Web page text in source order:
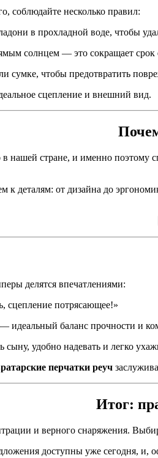
соблюдайте несколько правил:
в прохладной воде, чтобы
солнцем — это сокращает
сумке, чтобы предотвратить
сцепление и внешний вид.
стране, и именно поэтому
к деталям: от дизайна до
делятся впечатлениями:
сцепление потрясающее!»
идеальный баланс прочности и
сыну, удобно надевать и легко
перчатки реуч
Итог:
и верного снаряжения.
доступны уже сегодня, и,